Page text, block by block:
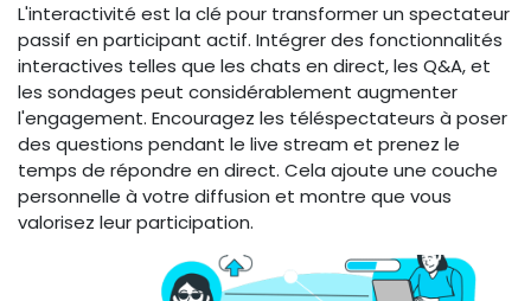
L'interactivité est la clé pour transformer un spectateur
passif en participant actif. Intégrer des fonctionnalités
interactives telles que les chats en direct, les Q&A, et
les sondages peut considérablement augmenter
l'engagement. Encouragez les téléspectateurs à poser
des questions pendant le live stream et prenez le
temps de répondre en direct. Cela ajoute une couche
personnelle à votre diffusion et montre que vous
valorisez leur participation.